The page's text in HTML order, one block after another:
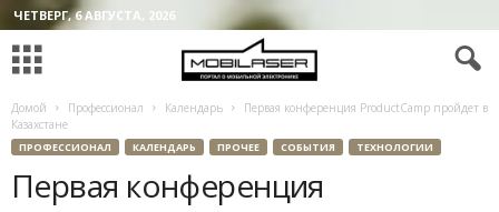
ЧЕТВЕРГ, 6 АВГУСТА, 2026
Домой Профессионал Календарь
Первая конференция ProductCamp пройдет в
Казахстане
ПРОФЕССИОНАЛ КАЛЕНДАРЬ ПРОЧЕЕ СОБЫТИЯ ТЕХНОЛОГИИ
Первая конференция